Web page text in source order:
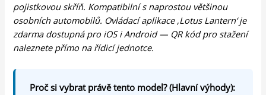
pojistkovou skříň. Kompatibilní s naprostou většinou
osobních automobilů. Ovládací aplikace ‚Lotus Lantern‘ je
zdarma dostupná pro iOS i Android — QR kód pro stažení
naleznete přímo na řídicí jednotce.
Proč si vybrat právě tento model? (Hlavní výhody):